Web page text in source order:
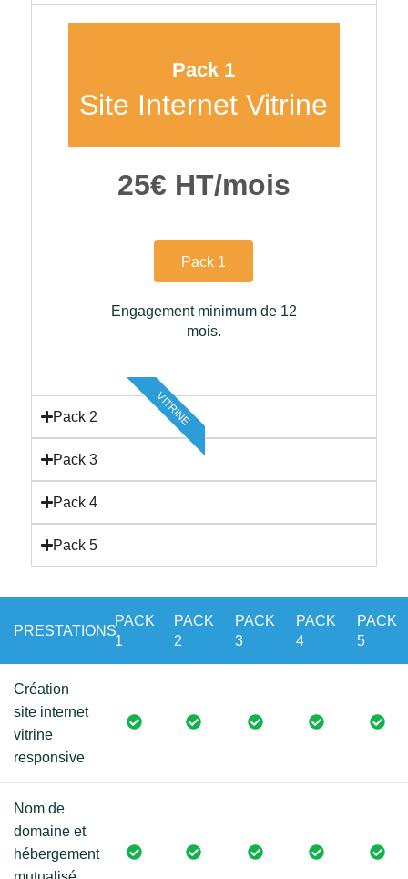
Pack 1
Site Internet Vitrine
25€ HT/mois
Pack 1
Engagement minimum de 12
mois.
VITRINE
Pack 2
Pack 3
Pack 4
Pack 5
PRESTATIONS
PACK
1
PACK
2
PACK
3
PACK
4
PACK
5
Création
site internet
vitrine
responsive
Nom de
domaine et
hébergement